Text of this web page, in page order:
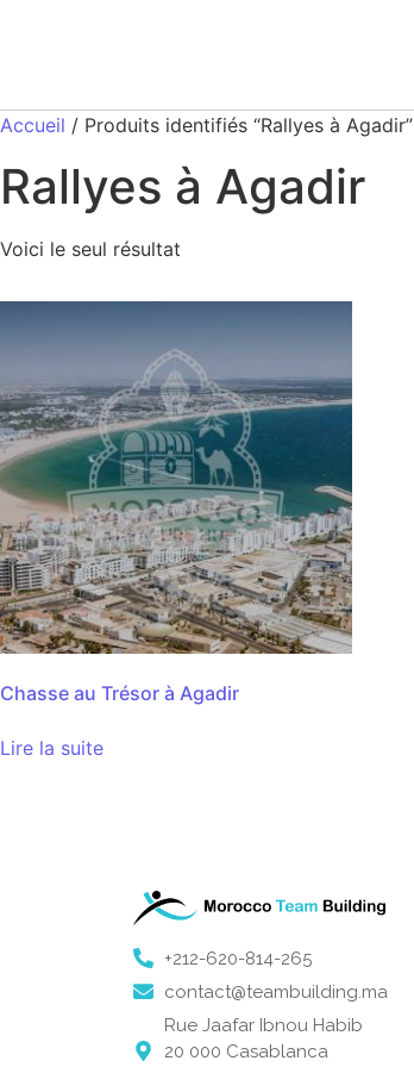
Accueil / Produits identifiés “Rallyes à Agadir”
Rallyes à Agadir
Voici le seul résultat
Chasse au Trésor à Agadir
Lire la suite
+212-620-814-265
contact@teambuilding.ma
Rue Jaafar Ibnou Habib
20 000 Casablanca